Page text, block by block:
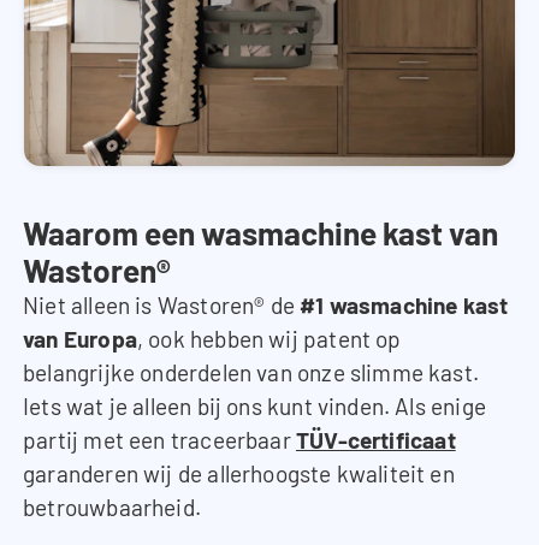
Waarom een wasmachine kast van
Wastoren®
Niet alleen is Wastoren® de #1 wasmachine kast
van Europa, ook hebben wij patent op
belangrijke onderdelen van onze slimme kast.
Iets wat je alleen bij ons kunt vinden. Als enige
partij met een traceerbaarTÜV-certificaat
garanderen wij de allerhoogste kwaliteit en
betrouwbaarheid.